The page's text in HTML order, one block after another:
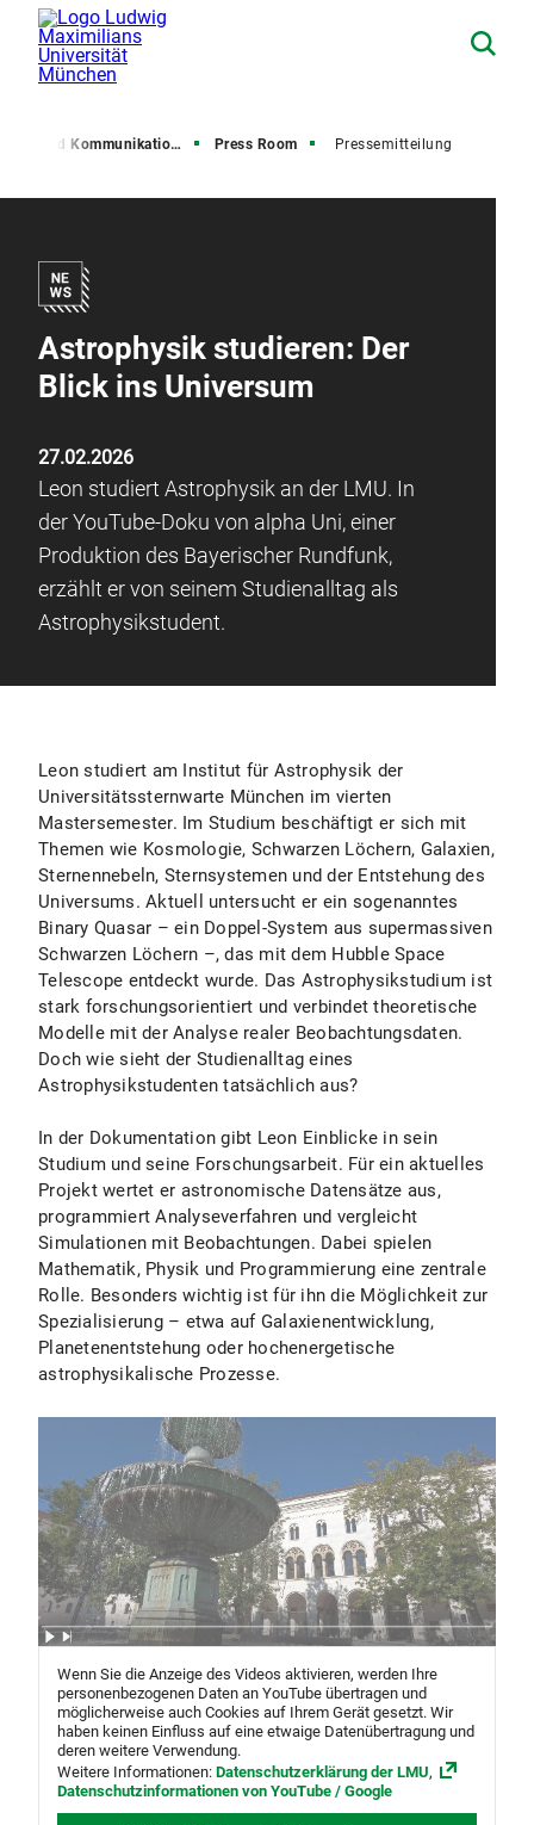
und Kommunikation (PuK) Press Room Pressemitteilung
Astrophysik studieren: Der
Blick ins Universum
27.02.2026
Leon studiert Astrophysik an der LMU. In
der YouTube-Doku von alpha Uni, einer
Produktion des Bayerischer Rundfunk,
erzählt er von seinem Studienalltag als
Astrophysikstudent.
Leon studiert am Institut für Astrophysik der
Universitätssternwarte München im vierten
Mastersemester. Im Studium beschäftigt er sich mit
Themen wie Kosmologie, Schwarzen Löchern, Galaxien,
Sternennebeln, Sternsystemen und der Entstehung des
Universums. Aktuell untersucht er ein sogenanntes
Binary Quasar – ein Doppel-System aus supermassiven
Schwarzen Löchern –, das mit dem Hubble Space
Telescope entdeckt wurde. Das Astrophysikstudium ist
stark forschungsorientiert und verbindet theoretische
Modelle mit der Analyse realer Beobachtungsdaten.
Doch wie sieht der Studienalltag eines
Astrophysikstudenten tatsächlich aus?
In der Dokumentation gibt Leon Einblicke in sein
Studium und seine Forschungsarbeit. Für ein aktuelles
Projekt wertet er astronomische Datensätze aus,
programmiert Analyseverfahren und vergleicht
Simulationen mit Beobachtungen. Dabei spielen
Mathematik, Physik und Programmierung eine zentrale
Rolle. Besonders wichtig ist für ihn die Möglichkeit zur
Spezialisierung – etwa auf Galaxienentwicklung,
Planetenentstehung oder hochenergetische
astrophysikalische Prozesse.
Wenn Sie die Anzeige des Videos aktivieren, werden Ihre
personenbezogenen Daten an YouTube übertragen und
möglicherweise auch Cookies auf Ihrem Gerät gesetzt. Wir
haben keinen Einfluss auf eine etwaige Datenübertragung und
deren weitere Verwendung.
Weitere Informationen: Datenschutzerklärung der LMU,
Datenschutzinformationen von YouTube / Google